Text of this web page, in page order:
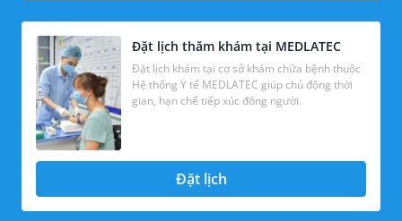
Đặt lịch thăm khám tại MEDLATEC
Đặt lịch khám tại cơ sở khám chữa bệnh thuộc
Hệ thống Y tế MEDLATEC giúp chủ động thời
gian, hạn chế tiếp xúc đông người.
Đặt lịch